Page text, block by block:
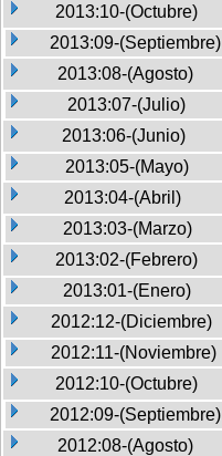
2013:10-(Octubre)
2013:09-(Septiembre)
2013:08-(Agosto)
2013:07-(Julio)
2013:06-(Junio)
2013:05-(Mayo)
2013:04-(Abril)
2013:03-(Marzo)
2013:02-(Febrero)
2013:01-(Enero)
2012:12-(Diciembre)
2012:11-(Noviembre)
2012:10-(Octubre)
2012:09-(Septiembre)
2012:08-(Agosto)